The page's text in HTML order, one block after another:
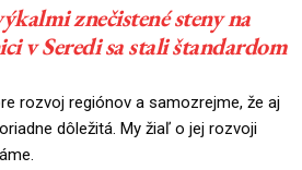
znečistené steny na
v Seredi sa stali štandardom
rozvoj regiónov a samozrejme, že aj
dôležitá. My žiaľ o jej rozvoji